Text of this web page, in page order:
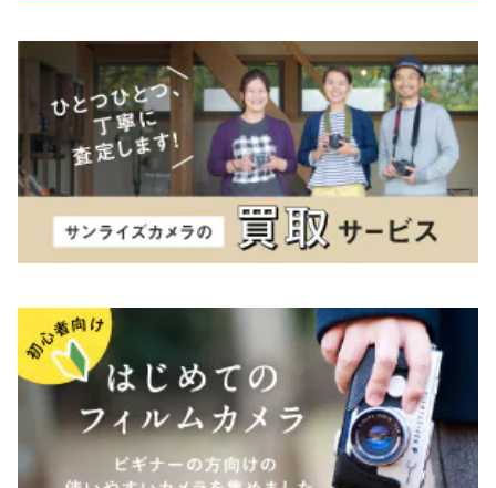
K&F（ケーアンドエフ）
その他